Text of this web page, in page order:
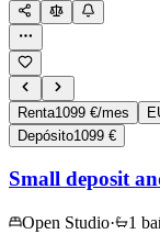
Renta1099 €/mes
Depósito1099 €
Small deposit
Open Studio· 1